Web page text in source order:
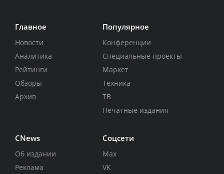
Главное
Новости
Аналитика
Рейтинги
Обзоры
Архив
Популярное
Конференции
Специальные проекты
Маркет
Техника
ТВ
Печатные издания
CNews
Об издании
Реклама
Соцсети
Max
VK